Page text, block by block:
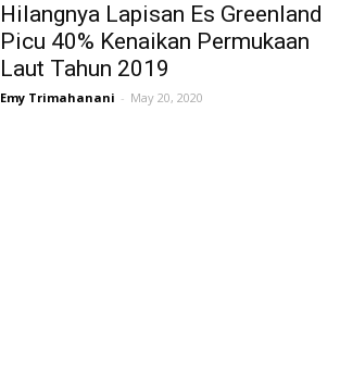
Hilangnya Lapisan Es Greenland
Picu 40% Kenaikan Permukaan
Laut Tahun 2019
Emy Trimahanani - May 20, 2020